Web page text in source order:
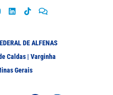
DE ALFENAS
Caldas | Varginha
Gerais